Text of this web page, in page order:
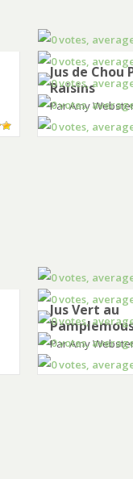
Jus de Chou
Raisins
Par Amy
Jus Vert au
Par Amy